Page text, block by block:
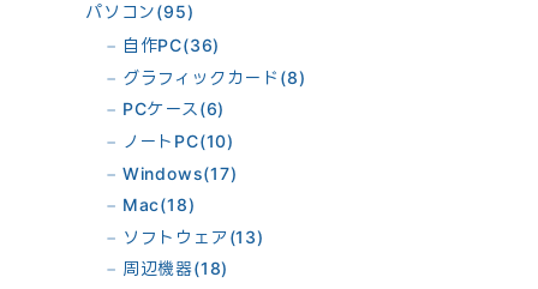
パソコン(95)
自作PC(36)
グラフィックカード (8)
PCケース(6)
ノートPC(10)
Windows(17)
Mac(18)
ソフトウェア (13)
周辺機器(18)